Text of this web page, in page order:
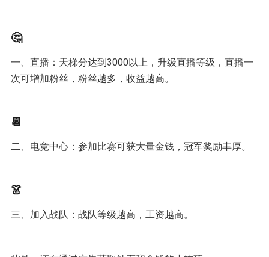
🤔
一、直播：天梯分达到3000以上，升级直播等级，直播一
次可增加粉丝，粉丝越多，收益越高。
📆
二、电竞中心：参加比赛可获大量金钱，冠军奖励丰厚。
👗
三、加入战队：战队等级越高，工资越高。